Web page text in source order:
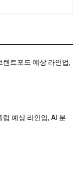
렌트포드 예상 라인업,
럼 예상 라인업, AI 분